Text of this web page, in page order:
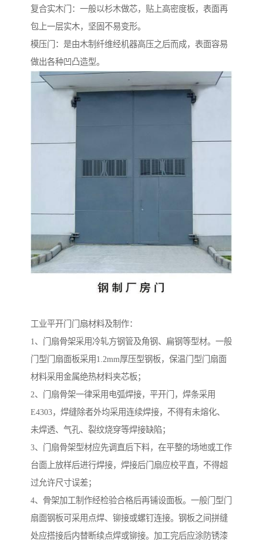
复合实木门：一般以杉木做芯，贴上高密度板，表面再
包上一层实木，坚固不易变形。
模压门：是由木制纤维经机器高压之后而成，表面容易
做出各种凹凸造型。
工业平开门门扇材料及制作：
1、门扇骨架采用冷轧方钢管及角钢、扁钢等型材。一般
门型门扇面板采用1.2mm厚压型钢板，保温门型门扇面
材料采用金属绝热材料夹芯板；
2、门扇骨架一律采用电弧焊接，平开门，焊条采用
E4303，焊缝除者外均采用连续焊接，不得有未熔化、
未焊透、气孔、裂纹烧穿等焊接缺陷；
3、门扇骨架型材应先调直后下料，在平整的场地或工作
台面上放样后进行焊接，焊接后门扇应校平直，不得超
过允许尺寸误差；
4、骨架加工制作经检验合格后再铺设面板。一般门型门
扇面钢板可采用点焊、铆接或螺钉连接。钢板之间拼缝
处应搭接后内替断续点焊或铆接。加工完后应涂防锈漆